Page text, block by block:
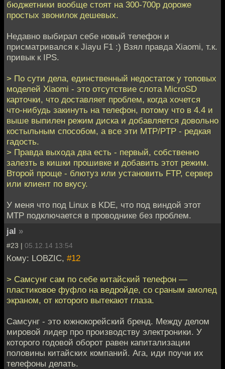
бюджетники вообще стоят на 300-700р дороже
простых звонилок дешевых.
Недавно выбирал себе новый телефон и
присматривался к Jiayu F1 :) Взял правда Xiaomi, т.к.
привык к IPS.
> По сути дела, единственный недостаток у топовых
моделей Xiaomi - это отсутствие слота MicroSD
карточки, что доставляет проблем, когда хочется
что-нибудь закинуть на телефон, потому что в 4.4 и
выше выпилен режим диска и добавляется довольно
костыльным способом, а все эти MTP/PTP - редкая
гадость.
> Правда выхода два есть - первый, собственно
залезть в кишки прошивке и добавить этот режим.
Второй проще - блютуз или установить FTP, сервер
или клиент по вкусу.
У меня что под Linux в KDE, что под виндой этот
MTP подключается в проводнике без проблем.
jal »
#23 | 05.12.14 13:54
Кому: LOBZIC, #12
> Самсунг сам по себе китайский телефон —
пластиковое фуфло на ведройде, со сраным амолед
экраном, от которого вытекают глаза.
Самсунг - это южнокорейский бренд. Между делом
мировой лидер про производству электроники. У
которого годовой оборот равен капитализации
половины китайских компаний. Ага, иди поучи их
телефоны делать.